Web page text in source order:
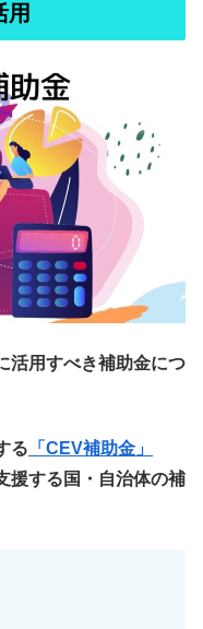
用
活用すべき補助金につ
る 「CEV補助金」
援する国・自治体の補